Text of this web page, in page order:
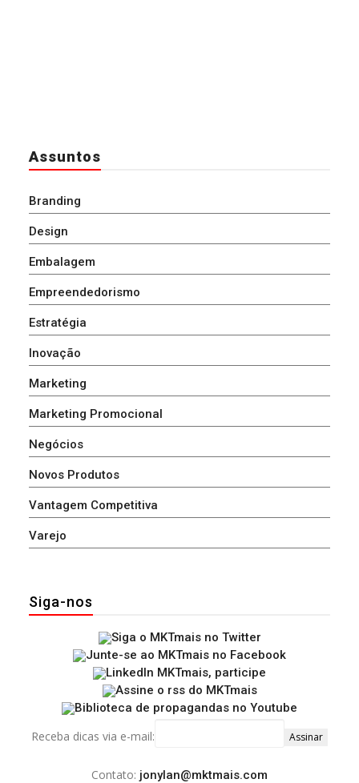
Assuntos
Branding
Design
Embalagem
Empreendedorismo
Estratégia
Inovação
Marketing
Marketing Promocional
Negócios
Novos Produtos
Vantagem Competitiva
Varejo
Siga-nos
Receba dicas via e-mail:
Contato: jonylan@mktmais.com